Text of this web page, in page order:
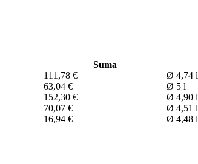
Suma
111,78 €
Ø 4,74 l
63,04 €
Ø 5 l
152,30 €
Ø 4,90 l
70,07 €
Ø 4,51 l
16,94 €
Ø 4,48 l